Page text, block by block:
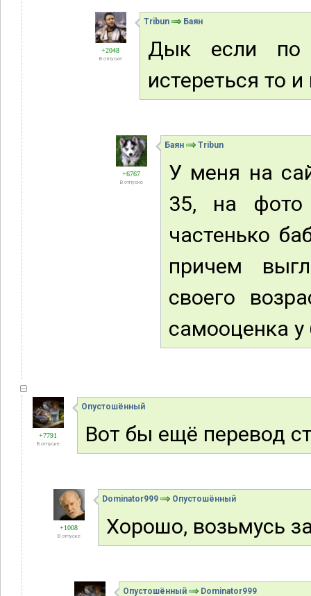
+2048
В отпуске
Tribun Баян
Дык если по
истереться то
+6767
В отпуске
Баян Tribun
У меня на
35, на
частенько
причем
своего
самооценка
+7791
В отпуске
Опустошённый
Вот бы ещё перевод
+1008
В отпуске
Dominator999 Опустошённый
Хорошо, возьмусь
Опустошённый Dominator999